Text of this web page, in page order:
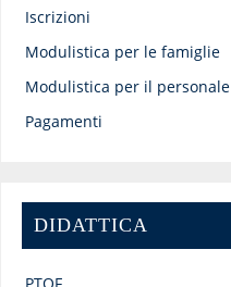
Iscrizioni
Modulistica per le famiglie
Modulistica per il personale
Pagamenti
DIDATTICA